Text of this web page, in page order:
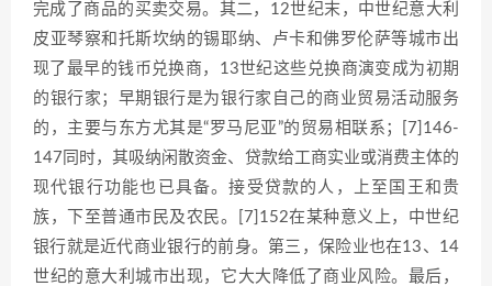
完成了商品的买卖交易。其二，12世纪末，中世纪意大利
皮亚琴察和托斯坎纳的锡耶纳、卢卡和佛罗伦萨等城市出
现了最早的钱币兑换商，13世纪这些兑换商演变成为初期
的银行家；早期银行是为银行家自己的商业贸易活动服务
的，主要与东方尤其是“罗马尼亚”的贸易相联系；[7]146-
147同时，其吸纳闲散资金、贷款给工商实业或消费主体的
现代银行功能也已具备。接受贷款的人，上至国王和贵
族，下至普通市民及农民。[7]152在某种意义上，中世纪
银行就是近代商业银行的前身。第三，保险业也在13、14
世纪的意大利城市出现，它大大降低了商业风险。最后，